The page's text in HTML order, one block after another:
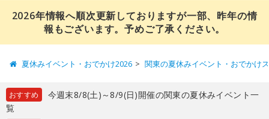
2026年情報へ順次更新しておりますが一部、昨年の情
報もございます。予めご了承ください。
夏休みイベント・おでかけ2026 関東の夏休みイベント・おでかけ
おすすめ
今週末8/8(土)～8/9(日)開催の関東の夏休みイベント一
覧